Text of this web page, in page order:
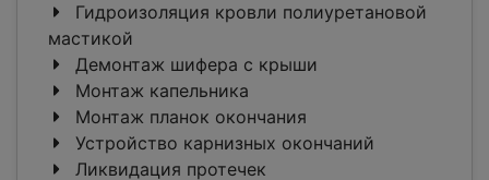
Гидроизоляция кровли полиуретановой
мастикой
Демонтаж шифера с крыши
Монтаж капельника
Монтаж планок окончания
Устройство карнизных окончаний
Ликвидация протечек